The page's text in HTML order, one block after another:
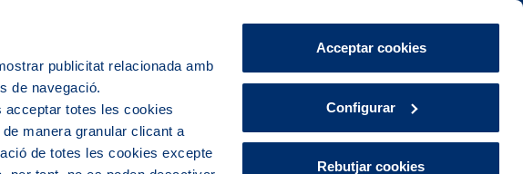
publicitat relacionada amb
de navegació.
totes les cookies
manera granular clicant a
de totes les cookies excepte
Acceptar cookies
Configurar
Rebutjar cookies
CA ES Àrea de Clients
ciutat Explora, educa i participa Contacte